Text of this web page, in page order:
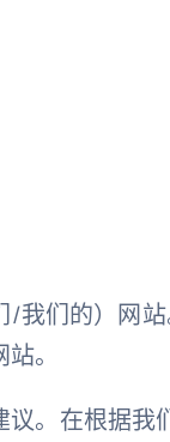
们的）网
。
。在根据我